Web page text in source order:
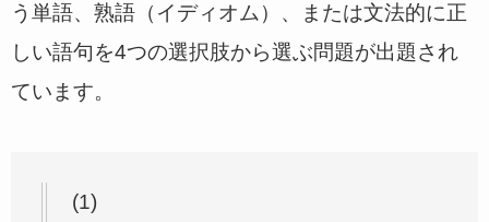
う単語、熟語（イディオム）、または文法的に正
しい語句を4つの選択肢から選ぶ問題が出題され
ています。
(1)